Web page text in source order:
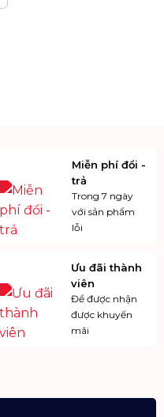
Miễn phí đổi -
trả
Trong 7 ngày
với sản phẩm
lỗi
Ưu đãi thành
viên
Để được nhận
được khuyến
mãi